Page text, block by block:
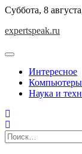
Skip
content
Суббота, 8
expertspeak.ru
Интересное
Наука и
Найти: